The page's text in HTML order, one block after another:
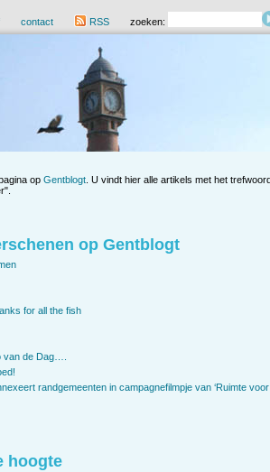
contact RSS zoeken:
op Gentblogt . U vindt hier alle artikels met het trefwoord
op Gentblogt
for all the fish
van de Dag….
randgemeenten in campagnefilmpje van ‘Ruimte voor
hoogte